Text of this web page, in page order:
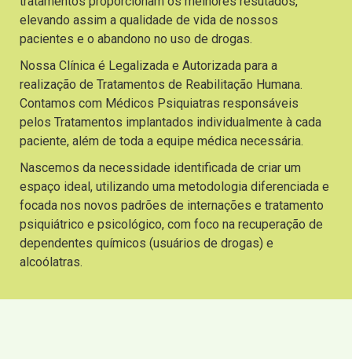
elevando assim a qualidade de vida de nossos
pacientes e o abandono no uso de drogas.
Nossa Clínica é Legalizada e Autorizada para a
realização de Tratamentos de Reabilitação Humana.
Contamos com Médicos Psiquiatras responsáveis
pelos Tratamentos implantados individualmente à cada
paciente, além de toda a equipe médica necessária.
Nascemos da necessidade identificada de criar um
espaço ideal, utilizando uma metodologia diferenciada e
focada nos novos padrões de internações e tratamento
psiquiátrico e psicológico, com foco na recuperação de
dependentes químicos (usuários de drogas) e
alcoólatras.